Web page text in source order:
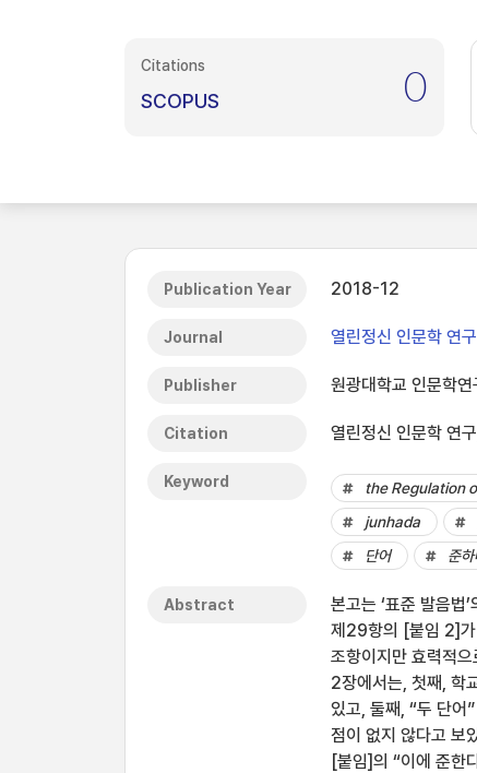
Citations
SCOPUS 0
Publication Year 2018-12
Journal 열린정신 인문학 연구
Publisher 원광대학교 인문학연
Citation 열린정신 인문학
Keyword the Regulation
junhada
단어
준하
Abstract
본고는 ‘표준 발음법
제29항의 [붙임 2]가
조항이지만 효력적
2장에서는, 첫째, 학
있고, 둘째, “두 단어
점이 없지 않다고 보
[붙임]의 “이에 준한